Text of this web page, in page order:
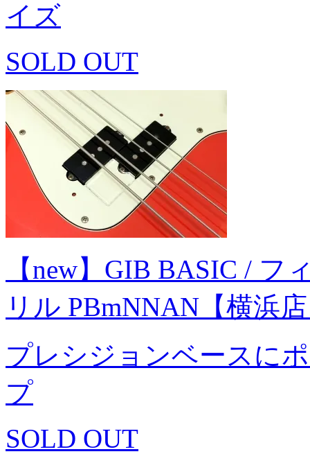
イズ
SOLD OUT
【new】GIB BASIC /
リル PBmNNAN【横浜
プレシジョンベースに
プ
SOLD OUT